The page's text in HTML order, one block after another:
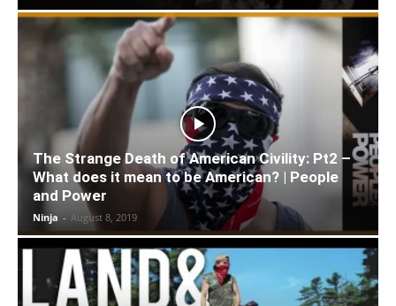
The Strange Death of American Civility: Pt2 –
What does it mean to be American? | People
and Power
Ninja - August 8, 2019